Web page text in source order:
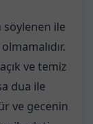
söylenen ile
ve temiz
dua ile
ve gecenin